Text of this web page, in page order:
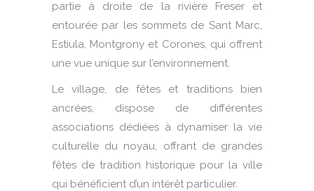
partie à droite de la rivière Freser et
entourée par les sommets de Sant Marc,
Estiula, Montgrony et Corones, qui offrent
une vue unique sur l’environnement.
Le village, de fêtes et traditions bien
ancrées, dispose de différentes
associations dédiées à dynamiser la vie
culturelle du noyau, offrant de grandes
fêtes de tradition historique pour la ville
qui bénéficient d’un intérêt particulier.